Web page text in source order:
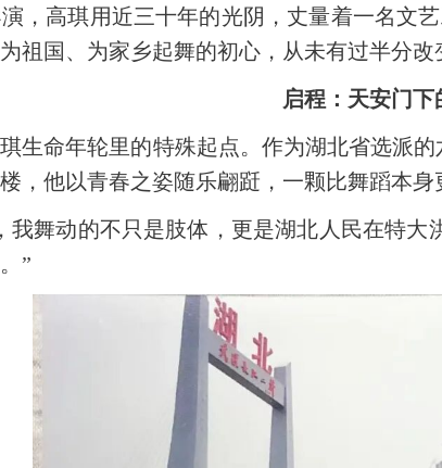
，高琪用近三十年的光阴，丈量着一名文
祖国、为家乡起舞的初心，从未有过半分改
启程：天安门
生命年轮里的特殊起点。作为湖北省选派
，他以青春之姿随乐翩跹，一颗比舞蹈本身
我舞动的不只是肢体，更是湖北人民在特
”